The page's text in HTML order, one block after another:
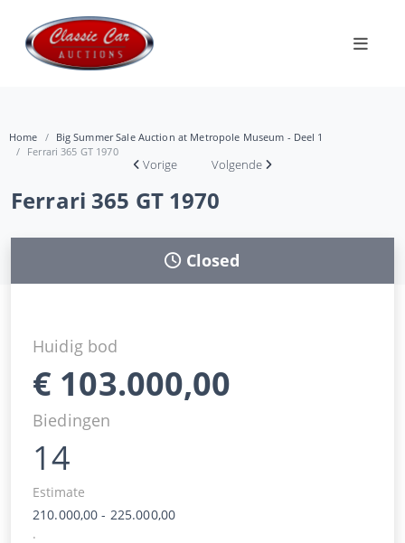
Home
Big Summer Sale Auction at Metropole Museum - Deel 1
Ferrari 365 GT 1970
Vorige Volgende
Ferrari 365 GT 1970
Closed
Huidig bod
€ 103.000,00
Biedingen
14
Estimate
210.000,00 - 225.000,00
.